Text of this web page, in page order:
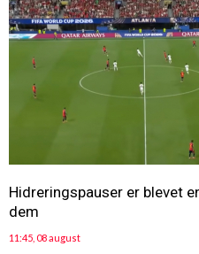
Hidreringspauser er blevet
dem
11:45, 08 august